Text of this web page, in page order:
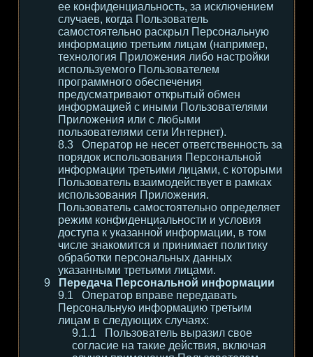
ее конфиденциальность, за исключением
случаев, когда Пользователь
самостоятельно раскрыл Персональную
информацию третьим лицам (например,
технология Приложения либо настройки
используемого Пользователем
программного обеспечения
предусматривают открытый обмен
информацией с иными Пользователями
Приложения или с любыми
пользователями сети Интернет).
Оператор не несет ответственность за
порядок использования Персональной
информации третьими лицами, с которыми
Пользователь взаимодействует в рамках
использования Приложения.
Пользователь самостоятельно определяет
режим конфиденциальности и условия
доступа к указанной информации, в том
числе знакомится и принимает политику
обработки персональных данных
указанными третьими лицами.
Передача Персональной информации
Оператор вправе передавать
Персональную информацию третьим
лицам в следующих случаях:
Пользователь выразил свое
согласие на такие действия, включая